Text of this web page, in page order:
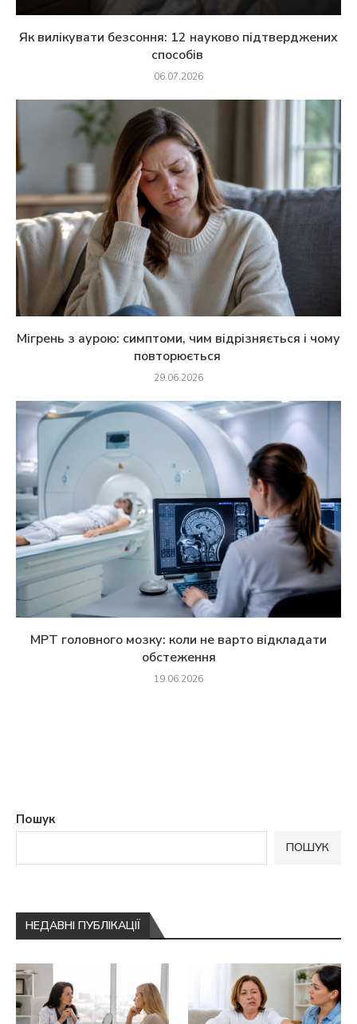
Як вилікувати безсоння: 12 науково підтверджених
способів
06.07.2026
Мігрень з аурою: симптоми, чим відрізняється і чому
повторюється
29.06.2026
МРТ головного мозку: коли не варто відкладати
обстеження
19.06.2026
Пошук
ПОШУК
НЕДАВНІ ПУБЛІКАЦІЇ